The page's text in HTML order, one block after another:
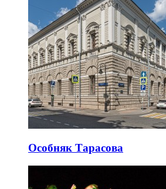
Особняк Тарасова